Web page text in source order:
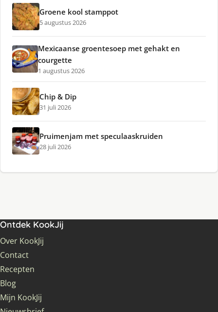
Groene kool stamppot
5 augustus 2026
Mexicaanse groentesoep met gehakt en
courgette
1 augustus 2026
Chip & Dip
31 juli 2026
Pruimenjam met speculaaskruiden
28 juli 2026
Ontdek KookJij
Over KookJij
Contact
Recepten
Blog
Mijn KookJij